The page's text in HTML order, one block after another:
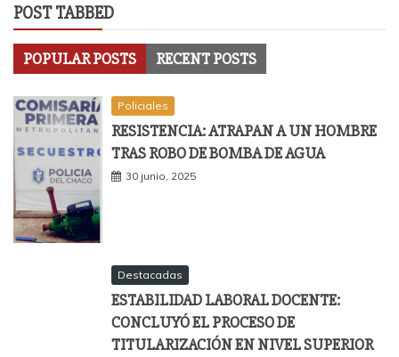
POST TABBED
POPULAR POSTS RECENT POSTS
Policiales
RESISTENCIA: ATRAPAN A UN HOMBRE
TRAS ROBO DE BOMBA DE AGUA
30 junio, 2025
Destacadas
ESTABILIDAD LABORAL DOCENTE:
CONCLUYÓ EL PROCESO DE
TITULARIZACIÓN EN NIVEL SUPERIOR